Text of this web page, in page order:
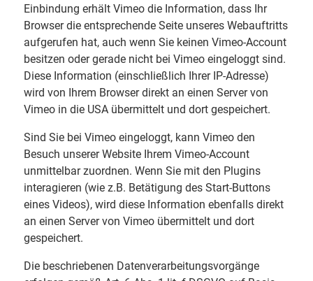
Einbindung erhält Vimeo die Information, dass Ihr
Browser die entsprechende Seite unseres Webauftritts
aufgerufen hat, auch wenn Sie keinen Vimeo-Account
besitzen oder gerade nicht bei Vimeo eingeloggt sind.
Diese Information (einschließlich Ihrer IP-Adresse)
wird von Ihrem Browser direkt an einen Server von
Vimeo in die USA übermittelt und dort gespeichert.
Sind Sie bei Vimeo eingeloggt, kann Vimeo den
Besuch unserer Website Ihrem Vimeo-Account
unmittelbar zuordnen. Wenn Sie mit den Plugins
interagieren (wie z.B. Betätigung des Start-Buttons
eines Videos), wird diese Information ebenfalls direkt
an einen Server von Vimeo übermittelt und dort
gespeichert.
Die beschriebenen Datenverarbeitungsvorgänge